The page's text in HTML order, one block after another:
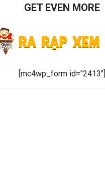
GET EVEN MORE
[mc4wp_form id="2413"]